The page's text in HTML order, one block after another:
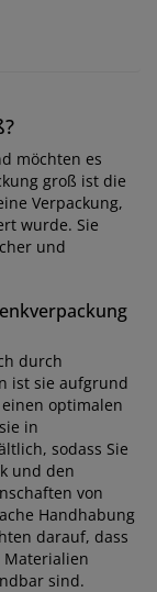
möchten es
groß ist die
Verpackung,
wurde. Sie
und
durch
ist sie aufgrund
optimalen
in
sodass Sie
und den
von
Handhabung
darauf, dass
Materialien
sind.